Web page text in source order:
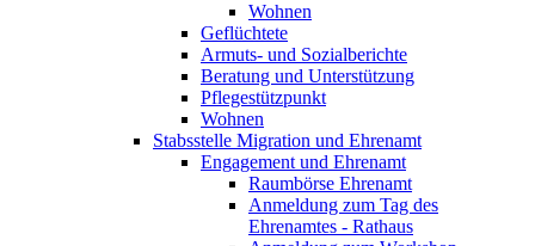
Wohnen
Geflüchtete
Armuts- und Sozialberichte
Beratung und Unterstützung
Pflegestützpunkt
Wohnen
Stabsstelle Migration und Ehrenamt
Engagement und Ehrenamt
Raumbörse Ehrenamt
Anmeldung zum Tag des
Ehrenamtes - Rathaus